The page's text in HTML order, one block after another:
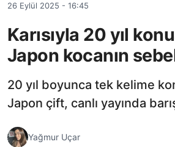
26 Eylül 2025 - 16:45
Karısıyla 20 yıl
Japon kocanın
20 yıl boyunca tek kelime
Japon çift, canlı yayında
Yağmur Uçar